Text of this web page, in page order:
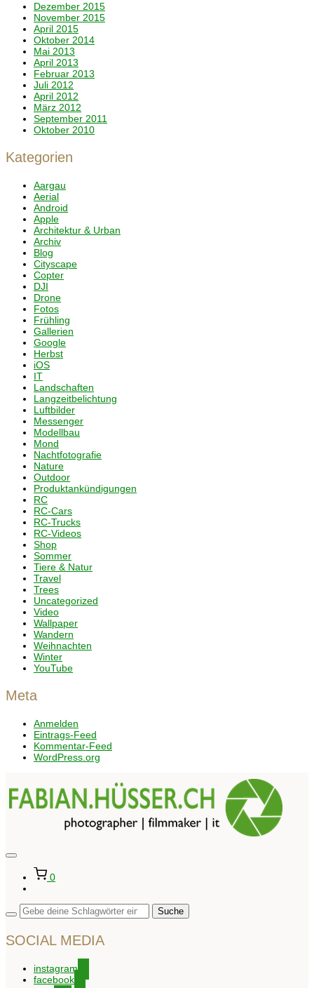
Dezember 2015
November 2015
April 2015
Oktober 2014
Mai 2013
April 2013
Februar 2013
Juli 2012
April 2012
März 2012
September 2011
Oktober 2010
Kategorien
Aargau
Aerial
Android
Apple
Architektur & Urban
Archiv
Blog
Cityscape
Copter
DJI
Drone
Fotos
Frühling
Gallerien
Google
Herbst
iOS
IT
Landschaften
Langzeitbelichtung
Luftbilder
Messenger
Modellbau
Mond
Nachtfotografie
Nature
Outdoor
Produktankündigungen
RC
RC-Cars
RC-Trucks
RC-Videos
Shop
Sommer
Tiere & Natur
Travel
Trees
Uncategorized
Video
Wallpaper
Wandern
Weihnachten
Winter
YouTube
Meta
Anmelden
Eintrags-Feed
Kommentar-Feed
WordPress.org
Seitenleiste
Navigation
umschalten
0
SOCIAL MEDIA
instagram
facebook